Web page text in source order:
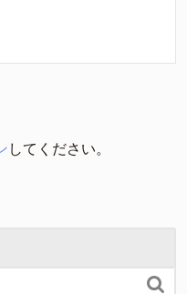
してください。
